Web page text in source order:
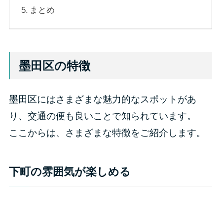
まとめ
墨田区の特徴
墨田区にはさまざまな魅力的なスポットがあ
り、交通の便も良いことで知られています。
ここからは、さまざまな特徴をご紹介します。
下町の雰囲気が楽しめる